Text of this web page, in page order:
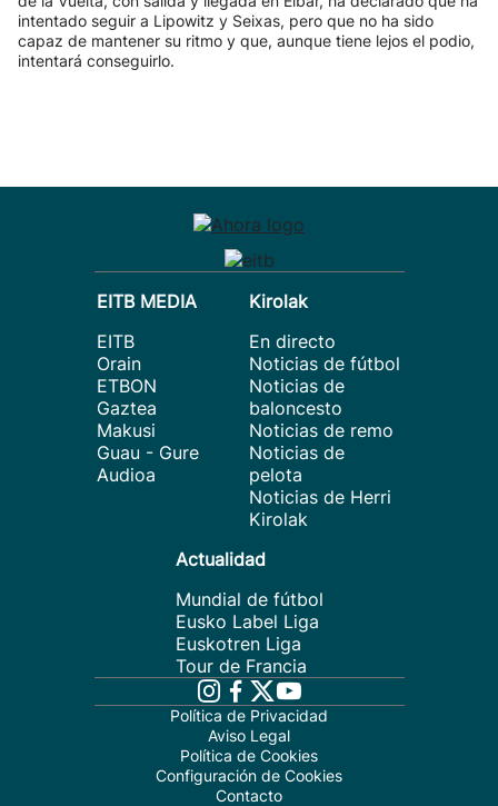
intentado seguir a Lipowitz y Seixas, pero que no ha sido
capaz de mantener su ritmo y que, aunque tiene lejos el podio,
intentará conseguirlo.
EITB MEDIA
EITB
Orain
ETBON
Gaztea
Makusi
Guau - Gure
Audioa
Kirolak
En directo
Noticias de fútbol
Noticias de
baloncesto
Noticias de remo
Noticias de
pelota
Noticias de Herri
Kirolak
Actualidad
Mundial de fútbol
Eusko Label Liga
Euskotren Liga
Tour de Francia
Política de Privacidad
Aviso Legal
Política de Cookies
Configuración de Cookies
Contacto